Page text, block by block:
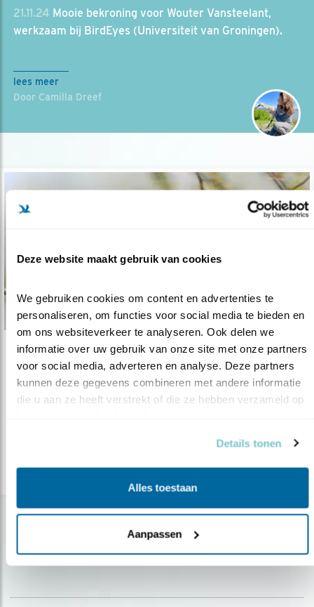
Deze website maakt gebruik van cookies
We gebruiken cookies om content en advertenties te
personaliseren, om functies voor social media te bieden en
om ons websiteverkeer te analyseren. Ook delen we
informatie over uw gebruik van onze site met onze partners
voor social media, adverteren en analyse. Deze partners
kunnen deze gegevens combineren met andere informatie
die u aan ze heeft verstrekt of die ze hebben verzameld op
Details tonen
Alles toestaan
Aanpassen
21.11.24 Mooie bekroning voor Wouter Vansteelant,
werkzaam bij BirdEyes (Universiteit van Groningen).
lees meer
Door Camilla Dreef
Verdieping
Bonte vliegenvanger in Afrika
05.02.20 Janne Ouwehand onderzoekt bonte
lees meer